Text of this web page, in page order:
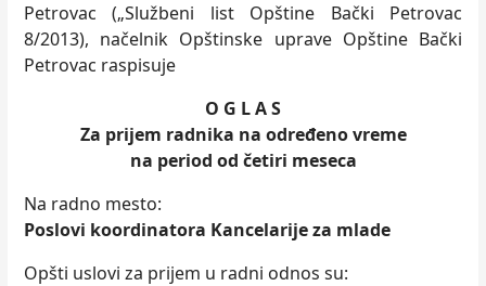
Petrovac („Službeni list Opštine Bački Petrovac
8/2013), načelnik Opštinske uprave Opštine Bački
Petrovac raspisuje
O G L A S
Za prijem radnika na određeno vreme
na period od četiri meseca
Na radno mesto:
Poslovi koordinatora Kancelarije za mlade
Opšti uslovi za prijem u radni odnos su: